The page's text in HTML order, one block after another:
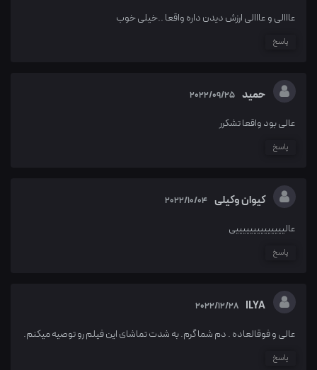
عااالی و عااالی ارزش دیدن داره واقعا ..خیلی خوب
پاسخ
حمید 2022/09/25
عالی بود واقعا تشکرر
پاسخ
کیوان وکیلی 2022/10/04
عالییییییییییییییی
پاسخ
ILYA
2022/12/28
عالی و فوقالعاده . دم شما گرم. به شدت تماشای این فیلم رو توصیه میکنم.
پاسخ